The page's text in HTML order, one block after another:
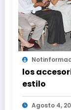
los
estilo
Agosto 4,